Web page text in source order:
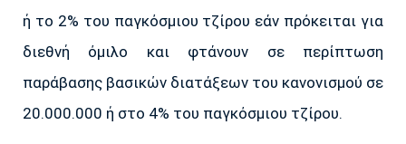
ή το 2% του παγκόσμιου τζίρου εάν πρόκειται για
διεθνή όμιλο και φτάνουν σε περίπτωση
παράβασης βασικών διατάξεων του κανονισμού σε
20.000.000 ή στο 4% του παγκόσμιου τζίρου.